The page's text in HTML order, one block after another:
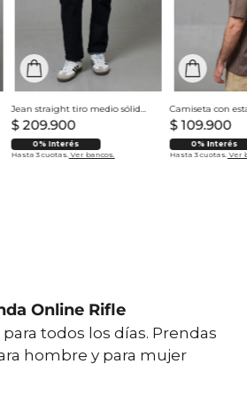
Jean straight tiro medio sólido para hombre
$ 209.900
0% Interés
Hasta 3 cuotas. Ver bancos.
$ 109.900
0% Interés
Hasta 3 cuotas. Ver
Online Rifle
todos los días. Prendas
hombre y para mujer